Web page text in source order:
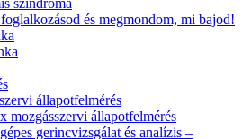
és megmondom, mi bajod!
állapotfelmérés
mozgásszervi állapotfelmérés
gerincvizsgálat és analízis –